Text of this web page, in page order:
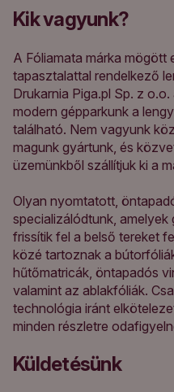
Kik vagyunk?
A Fóliamata márka mögött
tapasztalattal rendelkező
Drukarnia Piga.pl Sp. z
modern gépparkunk a
található. Nem vagyunk
magunk gyártunk, és
üzemünkből szállítjuk ki a
Olyan nyomtatott,
specializálódtunk,
frissítik fel a belső tereket
közé tartoznak a
hűtőmatricák, öntapadós
valamint az ablakfóliák.
technológia iránt
minden részletre
Küldetésünk